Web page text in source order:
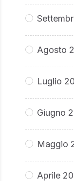
Agosto
Luglio
Giugno
Maggio
Aprile